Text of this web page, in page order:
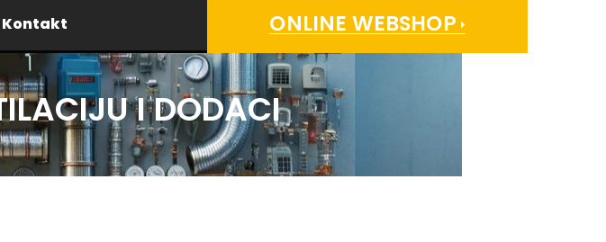
Kontakt ONLINE WEBSHOP
I DODACI